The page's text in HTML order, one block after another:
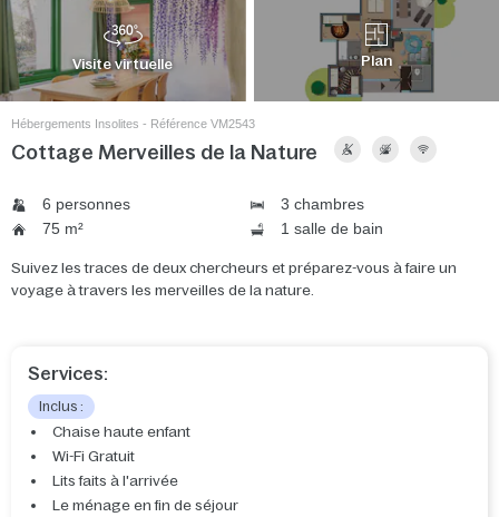
Visite virtuelle Plan
Hébergements Insolites - Référence VM2543
Cottage Merveilles de la Nature
6 personnes
3 chambres
75 m²
1 salle de bain
Suivez les traces de deux chercheurs et préparez-vous à faire un
voyage à travers les merveilles de la nature.
Services:
Inclus :
Chaise haute enfant
Wi-Fi Gratuit
Lits faits à l'arrivée
Le ménage en fin de séjour